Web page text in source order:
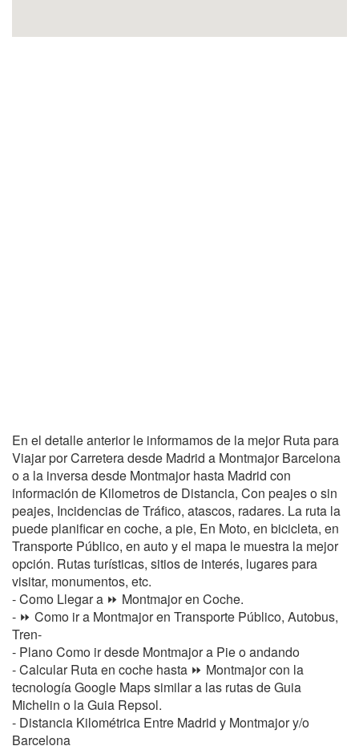
En el detalle anterior le informamos de la mejor Ruta para
Viajar por Carretera desde Madrid a Montmajor Barcelona
o a la inversa desde Montmajor hasta Madrid con
información de Kilometros de Distancia, Con peajes o sin
peajes, Incidencias de Tráfico, atascos, radares. La ruta la
puede planificar en coche, a pie, En Moto, en bicicleta, en
Transporte Público, en auto y el mapa le muestra la mejor
opción. Rutas turísticas, sitios de interés, lugares para
visitar, monumentos, etc.
- Como Llegar a ⏩ Montmajor en Coche.
- ⏩ Como ir a Montmajor en Transporte Público, Autobus,
Tren-
- Plano Como ir desde Montmajor a Pie o andando
- Calcular Ruta en coche hasta ⏩ Montmajor con la
tecnología Google Maps similar a las rutas de Guia
Michelin o la Guia Repsol.
- Distancia Kilométrica Entre Madrid y Montmajor y/o
Barcelona